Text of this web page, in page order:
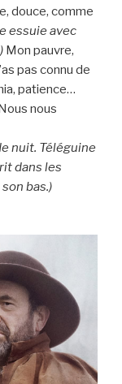
douce, comme
essuie avec
Mon pauvre,
pas connu de
patience…
nous
nuit. Téléguine
dans les
bas.)